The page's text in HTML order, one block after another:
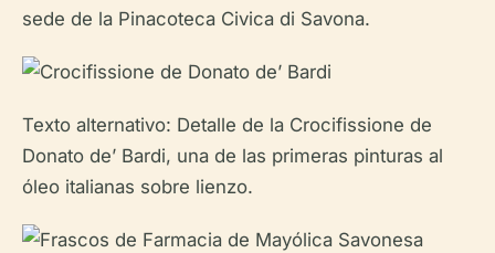
sede de la Pinacoteca Civica di Savona.
Texto alternativo: Detalle de la Crocifissione de
Donato de’ Bardi, una de las primeras pinturas al
óleo italianas sobre lienzo.